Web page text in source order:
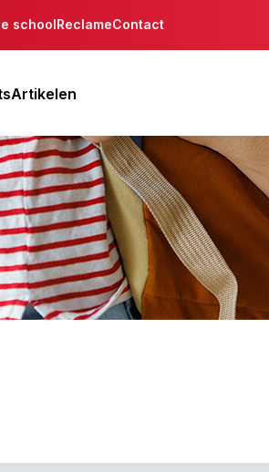
schoolReclameContact
Artikelen